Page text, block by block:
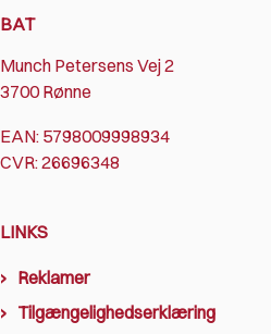
BAT
Munch Petersens Vej 2
3700 Rønne
EAN: 5798009998934
CVR: 26696348
LINKS
Reklamer
Tilgængelighedserklæring